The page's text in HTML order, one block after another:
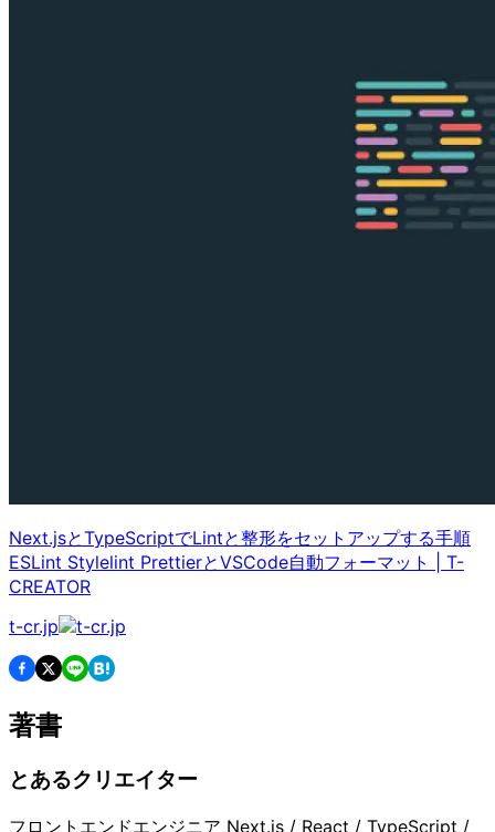
Next.jsとTypeScriptでLintと整形をセットアップする手順
ESLint Stylelint PrettierとVSCode自動フォーマット
T-
CREATOR
t-cr.jp
著書
とあるクリエイター
フロントエンドエンジニア Next.js / React / TypeScript /